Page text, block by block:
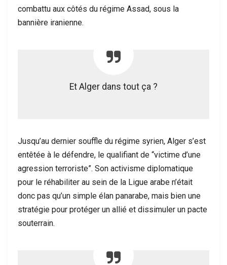
combattu aux côtés du régime Assad, sous la
bannière iranienne.
Et Alger dans tout ça ?
Jusqu’au dernier souffle du régime syrien, Alger s’est
entêtée à le défendre, le qualifiant de “victime d’une
agression terroriste”. Son activisme diplomatique
pour le réhabiliter au sein de la Ligue arabe n’était
donc pas qu’un simple élan panarabe, mais bien une
stratégie pour protéger un allié et dissimuler un pacte
souterrain.